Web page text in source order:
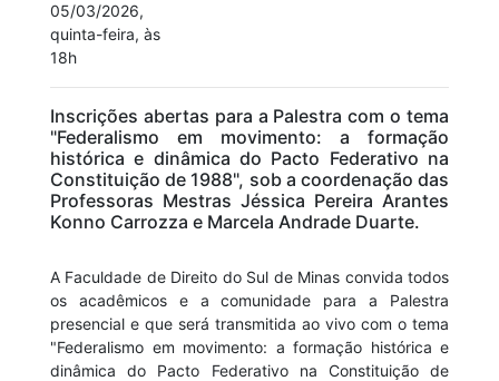
05/03/2026,
quinta-feira, às
18h
Inscrições abertas para a Palestra com o tema
"Federalismo em movimento: a formação
histórica e dinâmica do Pacto Federativo na
Constituição de 1988", sob a coordenação das
Professoras Mestras Jéssica Pereira Arantes
Konno Carrozza e Marcela Andrade Duarte.
A Faculdade de Direito do Sul de Minas convida todos
os acadêmicos e a comunidade para a Palestra
presencial e que será transmitida ao vivo com o tema
"Federalismo em movimento: a formação histórica e
dinâmica do Pacto Federativo na Constituição de